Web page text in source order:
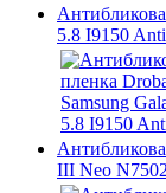
5.8 I9150
III Neo